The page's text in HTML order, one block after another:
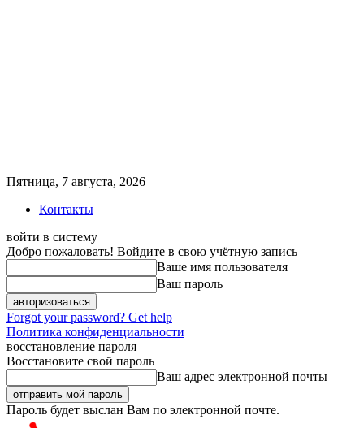
Пятница, 7 августа, 2026
Контакты
войти в систему
Добро пожаловать! Войдите в свою учётную запись
Ваше имя пользователя
Ваш пароль
Forgot your password? Get help
Политика конфиденциальности
восстановление пароля
Восстановите свой пароль
Ваш адрес электронной почты
Пароль будет выслан Вам по электронной почте.